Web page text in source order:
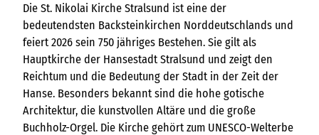
Die St. Nikolai Kirche Stralsund ist eine der
bedeutendsten Backsteinkirchen Norddeutschlands und
feiert 2026 sein 750 jähriges Bestehen. Sie gilt als
Hauptkirche der Hansestadt Stralsund und zeigt den
Reichtum und die Bedeutung der Stadt in der Zeit der
Hanse. Besonders bekannt sind die hohe gotische
Architektur, die kunstvollen Altäre und die große
Buchholz-Orgel. Die Kirche gehört zum UNESCO-Welterbe